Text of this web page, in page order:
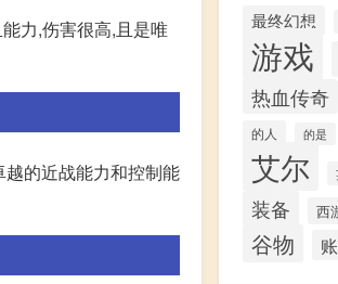
力,伤害很高,且是唯
的近战能力和控制能
最终幻想
游戏
热血传奇
的人 的是
艾尔
装备 西
谷物